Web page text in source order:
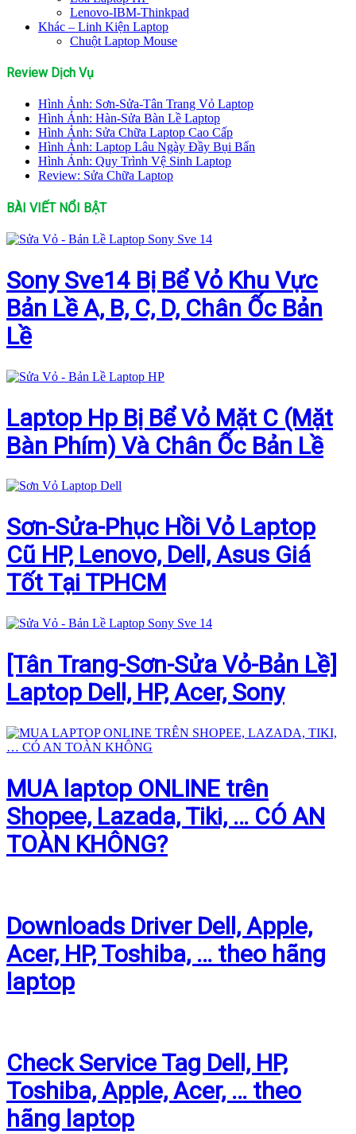
Lenovo-IBM-Thinkpad
Khác – Linh Kiện Laptop
Chuột Laptop Mouse
Review Dịch Vụ
Hình Ảnh: Sơn-Sửa-Tân Trang Vỏ Laptop
Hình Ảnh: Hàn-Sửa Bàn Lề Laptop
Hình Ảnh: Sửa Chữa Laptop Cao Cấp
Hình Ảnh: Laptop Lâu Ngày Đầy Bụi Bẩn
Hình Ảnh: Quy Trình Vệ Sinh Laptop
Review: Sửa Chữa Laptop
BÀI VIẾT NỔI BẬT
Sony Sve14 Bị Bể Vỏ Khu Vực
Bản Lề A, B, C, D, Chân Ốc Bản
Lề
Laptop Hp Bị Bể Vỏ Mặt C (Mặt
Bàn Phím) Và Chân Ốc Bản Lề
Sơn-Sửa-Phục Hồi Vỏ Laptop
Cũ HP, Lenovo, Dell, Asus Giá
Tốt Tại TPHCM
[Tân Trang-Sơn-Sửa Vỏ-Bản Lề]
Laptop Dell, HP, Acer, Sony
MUA laptop ONLINE trên
Shopee, Lazada, Tiki, … CÓ AN
TOÀN KHÔNG?
Downloads Driver Dell, Apple,
Acer, HP, Toshiba, … theo hãng
laptop
Check Service Tag Dell, HP,
Toshiba, Apple, Acer, … theo
hãng laptop